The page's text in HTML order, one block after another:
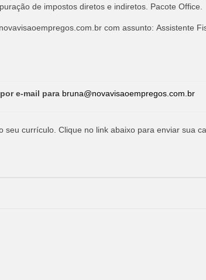
de impostos diretos e indiretos. Pacote Office.
com assunto: Assistente
e-mail para bruna@novavisaoempregos.com.br
currículo. Clique no link abaixo para enviar sua